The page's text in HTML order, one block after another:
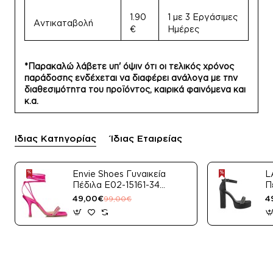
Αντικαταβολή
1.90
€
1 με 3 Εργάσιμες
Ημέρες
*Παρακαλώ λάβετε υπ' όψιν ότι οι τελικός χρόνος
παράδοσης ενδέχεται να διαφέρει ανάλογα με την
διαθεσιμότητα του προϊόντος, καιρικά φαινόμενα και
κ.α.
Ίδιας Κατηγορίας Ίδιας Εταιρείας
Envie Shoes Γυναικεία
Πέδιλα E02-15161-34
Μαύρο Satin
49,00€99,00€